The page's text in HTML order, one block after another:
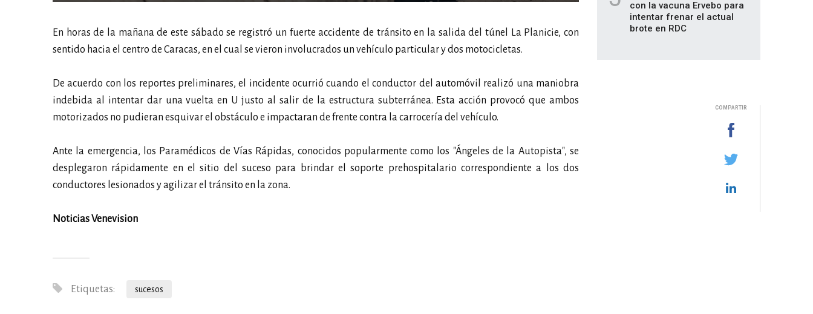
En horas de la mañana de este sábado se registró un fuerte accidente de tránsito en la salida del túnel La Planicie, con
sentido hacia el centro de Caracas, en el cual se vieron involucrados un vehículo particular y dos motocicletas.
De acuerdo con los reportes preliminares, el incidente ocurrió cuando el conductor del automóvil realizó una maniobra
indebida al intentar dar una vuelta en U justo al salir de la estructura subterránea. Esta acción provocó que ambos
motorizados no pudieran esquivar el obstáculo e impactaran de frente contra la carrocería del vehículo.
Ante la emergencia, los Paramédicos de Vías Rápidas, conocidos popularmente como los "Ángeles de la Autopista", se
desplegaron rápidamente en el sitio del suceso para brindar el soporte prehospitalario correspondiente a los dos
conductores lesionados y agilizar el tránsito en la zona.
Noticias Venevision
Etiquetas: sucesos
con la vacuna Ervebo para
intentar frenar el actual
brote en RDC
COMPARTIR